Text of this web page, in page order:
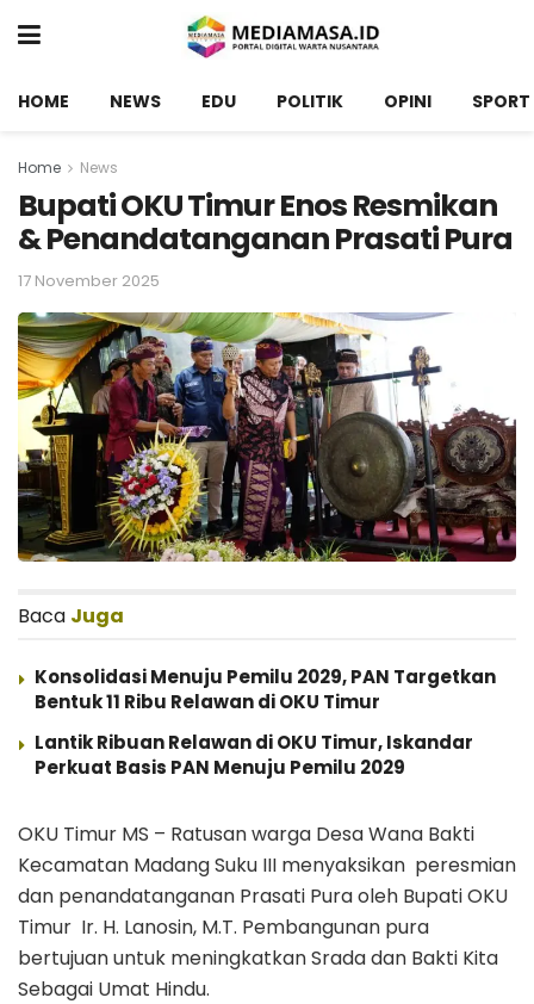
HOME NEWS EDU POLITIK OPINI SPORT
Home News
Bupati OKU Timur Enos Resmikan
& Penandatanganan Prasati Pura
17 November 2025
Baca Juga
Konsolidasi Menuju Pemilu 2029, PAN Targetkan
Bentuk 11 Ribu Relawan di OKU Timur
Lantik Ribuan Relawan di OKU Timur, Iskandar
Perkuat Basis PAN Menuju Pemilu 2029
OKU Timur MS – Ratusan warga Desa Wana Bakti
Kecamatan Madang Suku III menyaksikan peresmian
dan penandatanganan Prasati Pura oleh Bupati OKU
Timur Ir. H. Lanosin, M.T. Pembangunan pura
bertujuan untuk meningkatkan Srada dan Bakti Kita
Sebagai Umat Hindu.